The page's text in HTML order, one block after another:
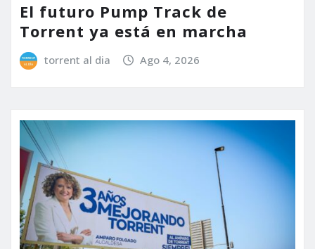
El futuro Pump Track de
Torrent ya está en marcha
torrent al dia Ago 4, 2026